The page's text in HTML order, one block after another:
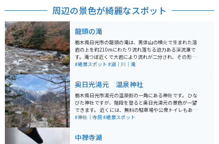
周辺の景色が綺麗なスポット
龍頭の滝
栃木県日光市の龍頭の滝は、男体山の噴火で生まれた溶
岩の上を約210mにわたり流れ落ちる迫力ある渓流瀑で
す。滝つぼ近くで大岩により流れが二分され、その形が
竜の頭に見えることから名が付いたといわれています。
す。滝のすぐそばには茶屋があり、上から滝を眺められ
る展望スポットとしても人気があります。駐車場が整備
されているためバイクでも訪れやすく、周辺には中禅寺
湖や戦場ヶ原などツーリングに最適な景勝地がそろって
います。
#絶景スポット #湖｜川｜滝
奥日光湯元 温泉神社
栃木県日光市湯元の温泉街の一角にある神社です。 ひな
びた神社ですが、階段を登ると奥日光湯元の景色が一望
できます。 近くには、無料の駐車場や公衆トイレもある
ほか、カフェもあります。 温泉宿、立ち寄り湯がたくさ
#神社｜寺院#絶景スポット
中禅寺湖